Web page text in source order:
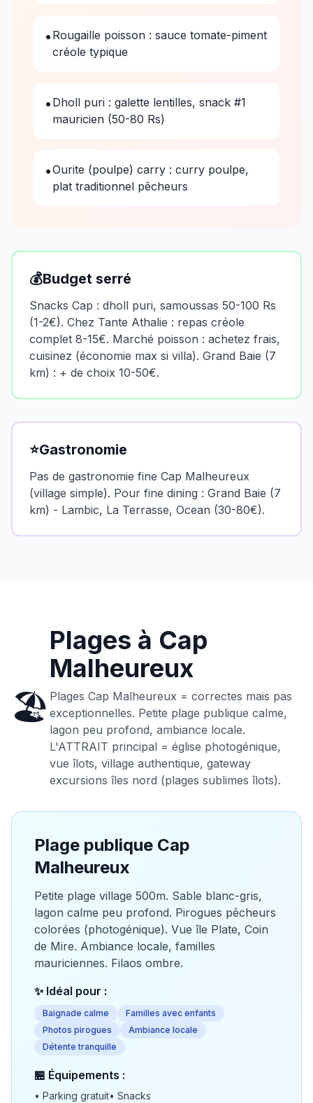
• Rougaille poisson : sauce tomate-piment
créole typique
• Dholl puri : galette lentilles, snack #1
mauricien (50-80 Rs)
•Ourite (poulpe) carry : curry poulpe,
plat traditionnel pêcheurs
💰Budget serré
Snacks Cap : dholl puri, samoussas 50-100 Rs
(1-2€). Chez Tante Athalie : repas créole
complet 8-15€. Marché poisson : achetez frais,
cuisinez (économie max si villa). Grand Baie (7
km) : + de choix 10-50€.
⭐Gastronomie
Pas de gastronomie fine Cap Malheureux
(village simple). Pour fine dining : Grand Baie (7
km) - Lambic, La Terrasse, Ocean (30-80€).
🏖️
Plages à Cap
Malheureux
Plages Cap Malheureux = correctes mais pas
exceptionnelles. Petite plage publique calme,
lagon peu profond, ambiance locale.
L'ATTRAIT principal = église photogénique,
vue îlots, village authentique, gateway
excursions îles nord (plages sublimes îlots).
Plage publique Cap
Malheureux
Petite plage village 500m. Sable blanc-gris,
lagon calme peu profond. Pirogues pêcheurs
colorées (photogénique). Vue île Plate, Coin
de Mire. Ambiance locale, familles
mauriciennes. Filaos ombre.
✨ Idéal pour :
Baignade calme
Familles avec enfants
Photos pirogues
Ambiance locale
Détente tranquille
🏪 Équipements :
• Parking gratuit• Snacks